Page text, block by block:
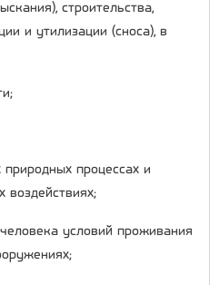
строительства,
и утилизации (сноса), в
процессах и
воздействиях;
условий проживания